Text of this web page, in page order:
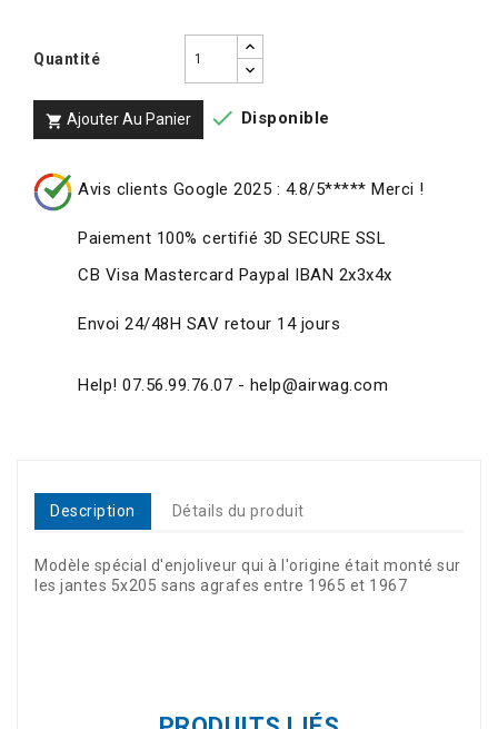
Quantité
 Ajouter Au Panier  Disponible
Avis clients Google 2025 : 4.8/5***** Merci !
Paiement 100% certifié 3D SECURE SSL
CB Visa Mastercard Paypal IBAN 2x3x4x
Envoi 24/48H SAV retour 14 jours
Help! 07.56.99.76.07 - help@airwag.com
Description Détails du produit
Modèle spécial d'enjoliveur qui à l'origine était monté sur
les jantes 5x205 sans agrafes entre 1965 et 1967